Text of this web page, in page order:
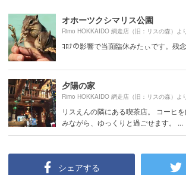
オホーツクシマリス公園
ｺﾛﾅの影響で当面臨休みたぃです。残念
夕陽の家
リスえんの隣にある喫茶店。 コーヒを
みながら、ゆっくりと過ごせます。 ...
シェアする